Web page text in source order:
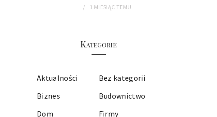
1 MIESIĄC TEMU
Kategorie
Aktualności
Bez kategorii
Biznes
Budownictwo
Dom
Firmy